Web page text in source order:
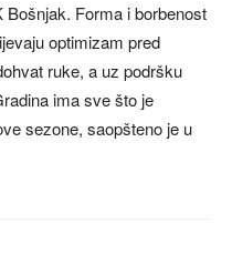
Forma i borbenost
optimizam pred
ruke, a uz podršku
ima sve što je
sezone, saopšteno je u